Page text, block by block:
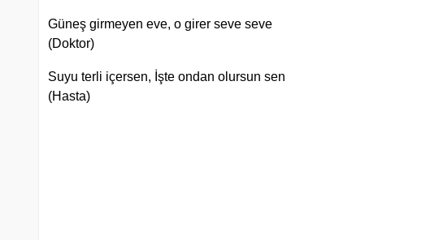
Güneş girmeyen eve, o girer seve seve
(Doktor)
Suyu terli içersen, İşte ondan olursun sen
(Hasta)